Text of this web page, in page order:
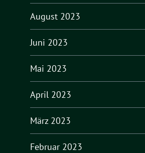
August 2023
Juni 2023
Mai 2023
April 2023
März 2023
Februar 2023